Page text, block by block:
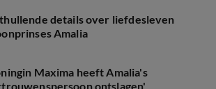
details over liefdesleven
Amalia
Maxima heeft Amalia's
ontslagen'